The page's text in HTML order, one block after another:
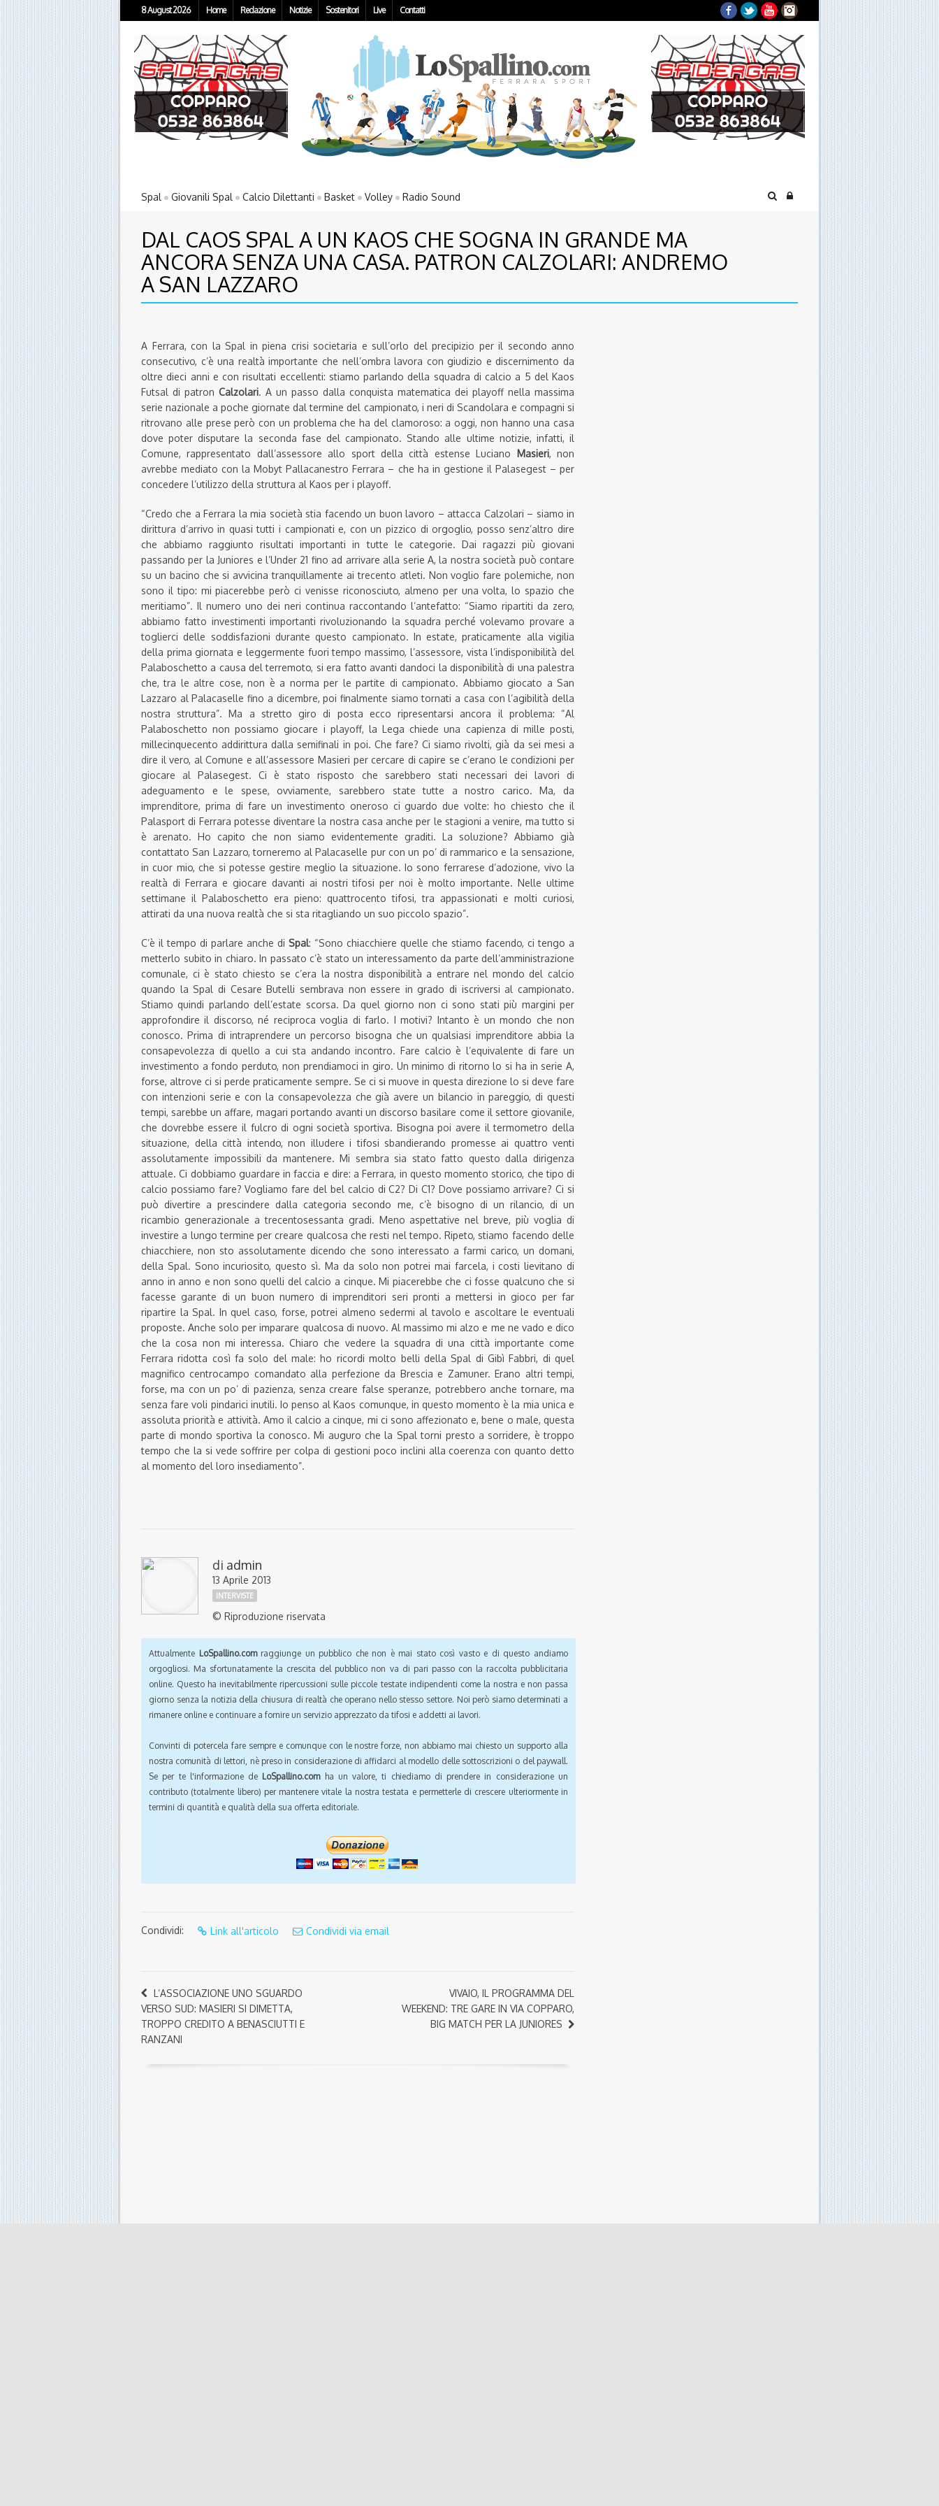
8 August 2026 Home Redazione Notizie Sostenitori Live Contatti Facebook
TwitterYouTubeInstagram
Spal Giovanili Spal Calcio Dilettanti Basket Volley Radio Sound
DAL CAOS SPAL A UN KAOS CHE SOGNA IN GRANDE MA
ANCORA SENZA UNA CASA. PATRON CALZOLARI: ANDREMO
A SAN LAZZARO
A Ferrara, con la Spal in piena crisi societaria e sull’orlo del precipizio per il secondo anno
consecutivo, c’è una realtà importante che nell’ombra lavora con giudizio e discernimento da
oltre dieci anni e con risultati eccellenti: stiamo parlando della squadra di calcio a 5 del Kaos
Futsal di patron Calzolari. A un passo dalla conquista matematica dei playoff nella massima
serie nazionale a poche giornate dal termine del campionato, i neri di Scandolara e compagni si
ritrovano alle prese però con un problema che ha del clamoroso: a oggi, non hanno una casa
dove poter disputare la seconda fase del campionato. Stando alle ultime notizie, infatti, il
Comune, rappresentato dall’assessore allo sport della città estense Luciano Masieri, non
avrebbe mediato con la Mobyt Pallacanestro Ferrara – che ha in gestione il Palasegest – per
concedere l’utilizzo della struttura al Kaos per i playoff.
“Credo che a Ferrara la mia società stia facendo un buon lavoro – attacca Calzolari – siamo in
dirittura d’arrivo in quasi tutti i campionati e, con un pizzico di orgoglio, posso senz’altro dire
che abbiamo raggiunto risultati importanti in tutte le categorie. Dai ragazzi più giovani
passando per la Juniores e l’Under 21 fino ad arrivare alla serie A, la nostra società può contare
su un bacino che si avvicina tranquillamente ai trecento atleti. Non voglio fare polemiche, non
sono il tipo: mi piacerebbe però ci venisse riconosciuto, almeno per una volta, lo spazio che
meritiamo”. Il numero uno dei neri continua raccontando l’antefatto: “Siamo ripartiti da zero,
abbiamo fatto investimenti importanti rivoluzionando la squadra perché volevamo provare a
toglierci delle soddisfazioni durante questo campionato. In estate, praticamente alla vigilia
della prima giornata e leggermente fuori tempo massimo, l’assessore, vista l’indisponibilità del
Palaboschetto a causa del terremoto, si era fatto avanti dandoci la disponibilità di una palestra
che, tra le altre cose, non è a norma per le partite di campionato. Abbiamo giocato a San
Lazzaro al Palacaselle fino a dicembre, poi finalmente siamo tornati a casa con l’agibilità della
nostra struttura”. Ma a stretto giro di posta ecco ripresentarsi ancora il problema: “Al
Palaboschetto non possiamo giocare i playoff, la Lega chiede una capienza di mille posti,
millecinquecento addirittura dalla semifinali in poi. Che fare? Ci siamo rivolti, già da sei mesi a
dire il vero, al Comune e all’assessore Masieri per cercare di capire se c’erano le condizioni per
giocare al Palasegest. Ci è stato risposto che sarebbero stati necessari dei lavori di
adeguamento e le spese, ovviamente, sarebbero state tutte a nostro carico. Ma, da
imprenditore, prima di fare un investimento oneroso ci guardo due volte: ho chiesto che il
Palasport di Ferrara potesse diventare la nostra casa anche per le stagioni a venire, ma tutto si
è arenato. Ho capito che non siamo evidentemente graditi. La soluzione? Abbiamo già
contattato San Lazzaro, torneremo al Palacaselle pur con un po’ di rammarico e la sensazione,
in cuor mio, che si potesse gestire meglio la situazione. Io sono ferrarese d’adozione, vivo la
realtà di Ferrara e giocare davanti ai nostri tifosi per noi è molto importante. Nelle ultime
settimane il Palaboschetto era pieno: quattrocento tifosi, tra appassionati e molti curiosi,
attirati da una nuova realtà che si sta ritagliando un suo piccolo spazio”.
C’è il tempo di parlare anche di Spal: “Sono chiacchiere quelle che stiamo facendo, ci tengo a
metterlo subito in chiaro. In passato c’è stato un interessamento da parte dell’amministrazione
comunale, ci è stato chiesto se c’era la nostra disponibilità a entrare nel mondo del calcio
quando la Spal di Cesare Butelli sembrava non essere in grado di iscriversi al campionato.
Stiamo quindi parlando dell’estate scorsa. Da quel giorno non ci sono stati più margini per
approfondire il discorso, né reciproca voglia di farlo. I motivi? Intanto è un mondo che non
conosco. Prima di intraprendere un percorso bisogna che un qualsiasi imprenditore abbia la
consapevolezza di quello a cui sta andando incontro. Fare calcio è l’equivalente di fare un
investimento a fondo perduto, non prendiamoci in giro. Un minimo di ritorno lo si ha in serie A,
forse, altrove ci si perde praticamente sempre. Se ci si muove in questa direzione lo si deve fare
con intenzioni serie e con la consapevolezza che già avere un bilancio in pareggio, di questi
tempi, sarebbe un affare, magari portando avanti un discorso basilare come il settore giovanile,
che dovrebbe essere il fulcro di ogni società sportiva. Bisogna poi avere il termometro della
situazione, della città intendo, non illudere i tifosi sbandierando promesse ai quattro venti
assolutamente impossibili da mantenere. Mi sembra sia stato fatto questo dalla dirigenza
attuale. Ci dobbiamo guardare in faccia e dire: a Ferrara, in questo momento storico, che tipo di
calcio possiamo fare? Vogliamo fare del bel calcio di C2? Di C1? Dove possiamo arrivare? Ci si
può divertire a prescindere dalla categoria secondo me, c’è bisogno di un rilancio, di un
ricambio generazionale a trecentosessanta gradi. Meno aspettative nel breve, più voglia di
investire a lungo termine per creare qualcosa che resti nel tempo. Ripeto, stiamo facendo delle
chiacchiere, non sto assolutamente dicendo che sono interessato a farmi carico, un domani,
della Spal. Sono incuriosito, questo sì. Ma da solo non potrei mai farcela, i costi lievitano di
anno in anno e non sono quelli del calcio a cinque. Mi piacerebbe che ci fosse qualcuno che si
facesse garante di un buon numero di imprenditori seri pronti a mettersi in gioco per far
ripartire la Spal. In quel caso, forse, potrei almeno sedermi al tavolo e ascoltare le eventuali
proposte. Anche solo per imparare qualcosa di nuovo. Al massimo mi alzo e me ne vado e dico
che la cosa non mi interessa. Chiaro che vedere la squadra di una città importante come
Ferrara ridotta così fa solo del male: ho ricordi molto belli della Spal di Gibì Fabbri, di quel
magnifico centrocampo comandato alla perfezione da Brescia e Zamuner. Erano altri tempi,
forse, ma con un po’ di pazienza, senza creare false speranze, potrebbero anche tornare, ma
senza fare voli pindarici inutili. Io penso al Kaos comunque, in questo momento è la mia unica e
assoluta priorità e attività. Amo il calcio a cinque, mi ci sono affezionato e, bene o male, questa
parte di mondo sportiva la conosco. Mi auguro che la Spal torni presto a sorridere, è troppo
tempo che la si vede soffrire per colpa di gestioni poco inclini alla coerenza con quanto detto
al momento del loro insediamento”.
di admin
13 Aprile 2013
INTERVISTE
© Riproduzione riservata
Attualmente LoSpallino.comraggiunge un pubblico che non è mai stato così vasto e di questo andiamo
orgogliosi. Ma sfortunatamente la crescita del pubblico non va di pari passo con la raccolta pubblicitaria
online. Questo ha inevitabilmente ripercussioni sulle piccole testate indipendenti come la nostra e non passa
giorno senza la notizia della chiusura di realtà che operano nello stesso settore. Noi però siamo determinati a
rimanere online e continuare a fornire un servizio apprezzato da tifosi e addetti ai lavori.
Convinti di potercela fare sempre e comunque con le nostre forze, non abbiamo mai chiesto un supporto alla
nostra comunità di lettori, nè preso in considerazione di affidarci al modello delle sottoscrizioni o del paywall.
Se per te l'informazione de LoSpallino.comha un valore, ti chiediamo di prendere in considerazione un
contributo (totalmente libero) per mantenere vitale la nostra testata e permetterle di crescere ulteriormente in
termini di quantità e qualità della sua offerta editoriale.
Condividi: Link all'articolo Condividi via email
L’ASSOCIAZIONE UNO SGUARDO
VERSO SUD: MASIERI SI DIMETTA,
TROPPO CREDITO A BENASCIUTTI E
RANZANI
VIVAIO, IL PROGRAMMA DEL
WEEKEND: TRE GARE IN VIA COPPARO,
BIG MATCH PER LA JUNIORES